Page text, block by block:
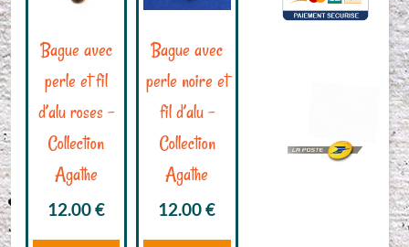
Bague avec
perle et fil
d’alu roses –
Collection
Agathe
12.00€
Bague avec
perle noire et
fil d’alu –
Collection
Agathe
12.00€